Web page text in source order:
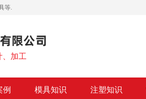
等.
、加工
例 模具知识 注塑知识